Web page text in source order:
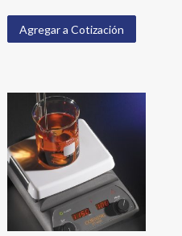
Agregar a Cotización